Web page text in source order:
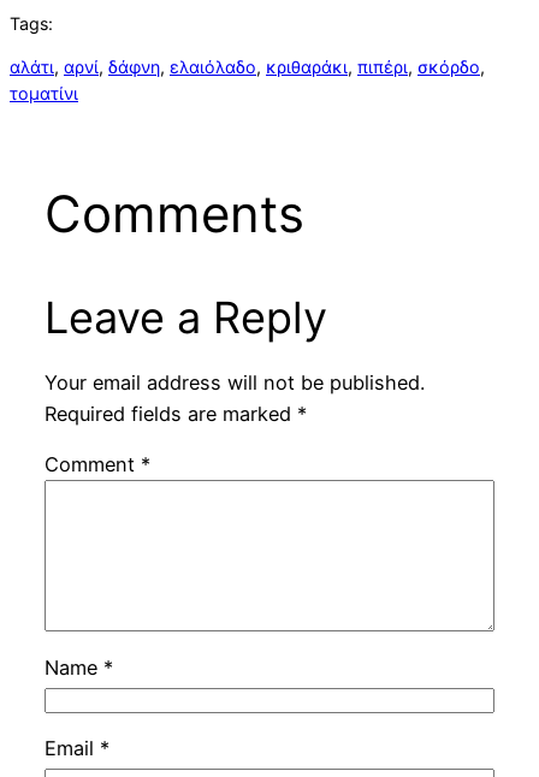
Tags:
αλάτι, αρνί, δάφνη, ελαιόλαδο, κριθαράκι, πιπέρι, σκόρδο
τοματίνι
Comments
Leave a Reply
Your email address will not be published.
Required fields are marked *
Comment *
Name *
Email *